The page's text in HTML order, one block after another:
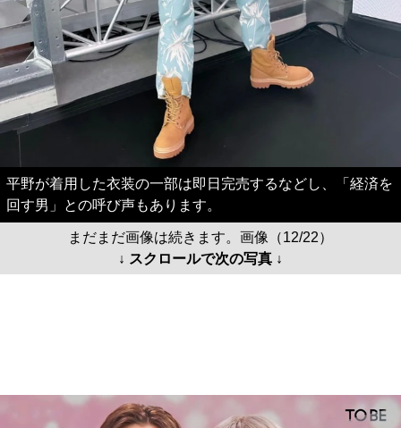
平野が着用した衣装の一部は即日完売するなどし、「経済を
回す男」との呼び声もあります。
まだまだ画像は続きます。画像（12/22）
↓ スクロールで次の写真 ↓